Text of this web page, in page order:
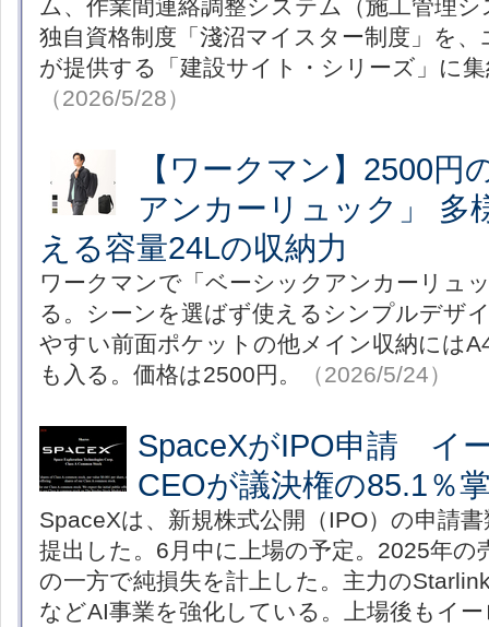
ム、作業間連絡調整システム（施工管理
独自資格制度「淺沼マイスター制度」を
が提供する「建設サイト・シリーズ」に
（2026/5/28）
【ワークマン】2500円
アンカーリュック」 多
える容量24Lの収納力
ワークマンで「ベーシックアンカーリュ
る。シーンを選ばず使えるシンプルデザ
やすい前面ポケットの他メイン収納には
も入る。価格は2500円。
（2026/5/24）
SpaceXがIPO申請 イ
CEOが議決権の85.1％
SpaceXは、新規株式公開（IPO）の申請
提出した。6月中に上場の予定。2025年の
の一方で純損失を計上した。主力の
などAI事業を強化している。上場後もイ